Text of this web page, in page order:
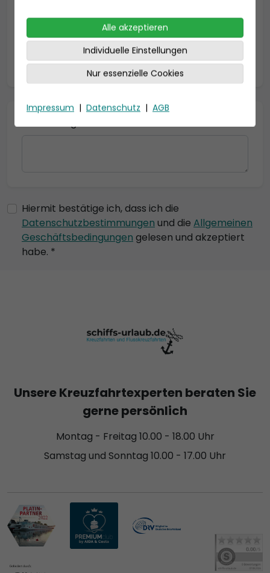
* = Pflichtfelder
Hiermit bestätige ich, dass ich die
Datenschutzbestimmungen und die Allgemeinen
Geschäftsbedingungen gelesen und akzeptiert
habe. *
Alle akzeptieren
Individuelle Einstellungen
Nur essenzielle Cookies
Impressum | Datenschutz | AGB
Unsere Kreuzfahrtexperten beraten Sie
gerne persönlich
Montag - Freitag 10.00 - 18.00 Uhr
Samstag und Sonntag 10.00 - 17.00 Uhr